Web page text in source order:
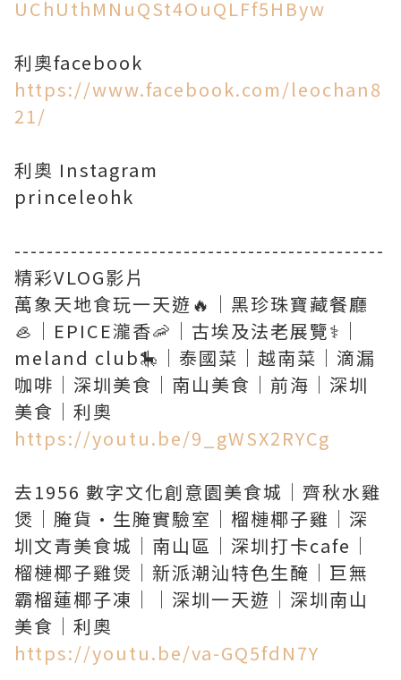
UChUthMNuQSt4OuQLFf5HByw
https://www.facebook.com/leochan8
21/
利奧 Instagram
princeleohk
----------------------------------------------
精彩VLOG影片
萬象天地食玩一天遊🔥｜黑珍珠寶藏餐廳
🦪｜EPICE瀧香🦐｜古埃及法老展覽⚕️｜
meland club🎠｜泰國菜｜越南菜｜滴漏
咖啡｜深圳美食｜南山美食｜前海｜深圳
https://youtu.be/9_gWSX2RYCg
去1956 數字文化創意園美食城｜齊秋水雞
煲｜腌貨·生腌實驗室｜榴槤椰子雞｜深
圳文青美食城｜南山區｜深圳打卡cafe｜
榴槤椰子雞煲｜新派潮汕特色生醃｜巨無
霸榴蓮椰子凍｜｜深圳一天遊｜深圳南山
https://youtu.be/va-GQ5fdN7Y